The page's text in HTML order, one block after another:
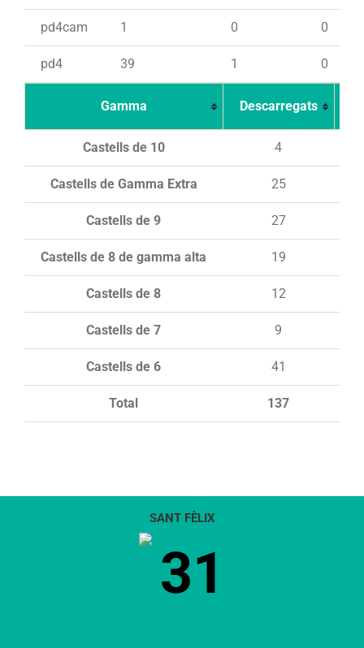
pd4cam 1 0 0
pd4 39 1 0
Gamma Descarregats
Total 137
Castells de 10 4
Castells de Gamma Extra 25
Castells de 9 27
Castells de 8 de gamma alta 19
Castells de 8 12
Castells de 7 9
Castells de 6 41
SANT FÈLIX
31